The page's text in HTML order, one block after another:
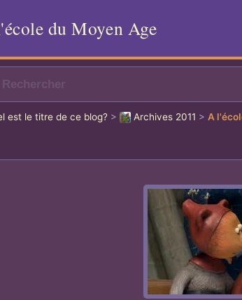
du Moyen Age
est le titre de ce blog? > Archives 2011 > A